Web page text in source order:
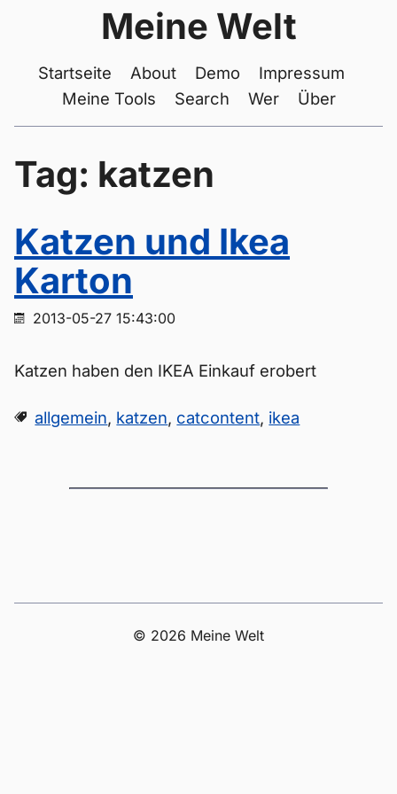
Meine Welt
Startseite About Demo
Impressum
Meine Tools
Search Wer Über
Tag: katzen
Katzen und Ikea
Karton
2013-05-27 15:43:00
Katzen haben den IKEA Einkauf erobert
allgemein, katzen, catcontent, ikea
© 2026 Meine Welt